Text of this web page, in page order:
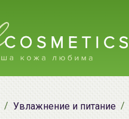
Увлажнение и питание